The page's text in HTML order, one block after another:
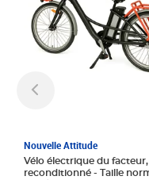
Nouvelle Attitude
Vélo électrique du facteur,
reconditionné - Taille normale -